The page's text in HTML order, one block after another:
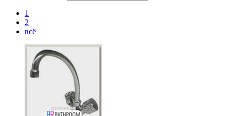
1
2
всё